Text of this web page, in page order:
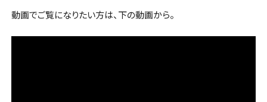
動画でご覧になりたい方は、下の動画から。